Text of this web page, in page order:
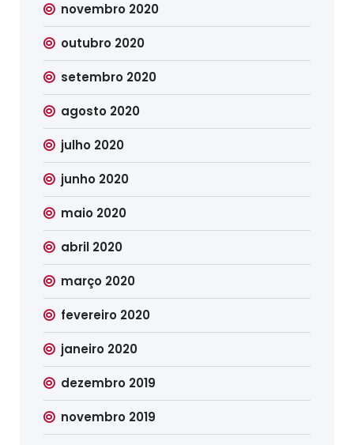
novembro 2020
outubro 2020
setembro 2020
agosto 2020
julho 2020
junho 2020
maio 2020
abril 2020
março 2020
fevereiro 2020
janeiro 2020
dezembro 2019
novembro 2019